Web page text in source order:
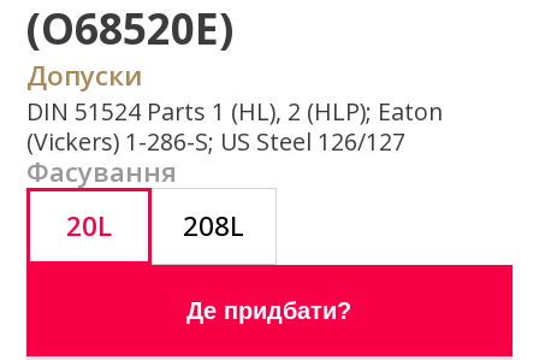
Де придбати?
Задати питання
Потрібна додаткова інформація щодо
типу експлуатаційних властивостей,
використання продукту або ін.?
Напишіть нам
каталог